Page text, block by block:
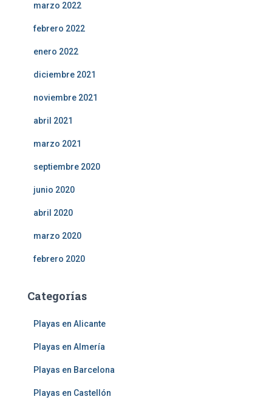
marzo 2022
febrero 2022
enero 2022
diciembre 2021
noviembre 2021
abril 2021
marzo 2021
septiembre 2020
junio 2020
abril 2020
marzo 2020
febrero 2020
Categorías
Playas en Alicante
Playas en Almería
Playas en Barcelona
Playas en Castellón